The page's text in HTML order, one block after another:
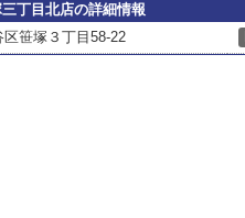
丁目北店の詳細情報
笹塚３丁目58-22